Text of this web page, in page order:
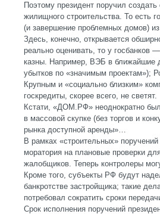
Поэтому президент поручил
жилищного строительства. То есть
(и завершение проблемных домов)
Здесь, конечно, открывается
реально оценивать, то у госбанков
казны. Например, ВЭБ в ближайшие
убытков по «значимым проектам»);
Крупным и «социально близким»
госкредиты, скорее всего, не светят.
Кстати, «ДОМ.РФ» неоднократно
в массовой скупке (без торгов и
рынка доступной аренды»…
В рамках «строительных»
моратория на плановые проверки
жалобщиков. Теперь контролеры
Кроме того, субъекты РФ будут
банкротстве застройщика; такие
потребовал сократить сроки
Срок исполнения поручений